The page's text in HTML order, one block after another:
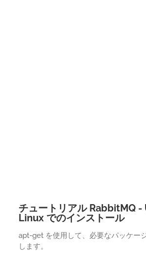
チュートリアル RabbitMQ
Linux でのインストール
apt-get を使用して、必要なパッケー
します。